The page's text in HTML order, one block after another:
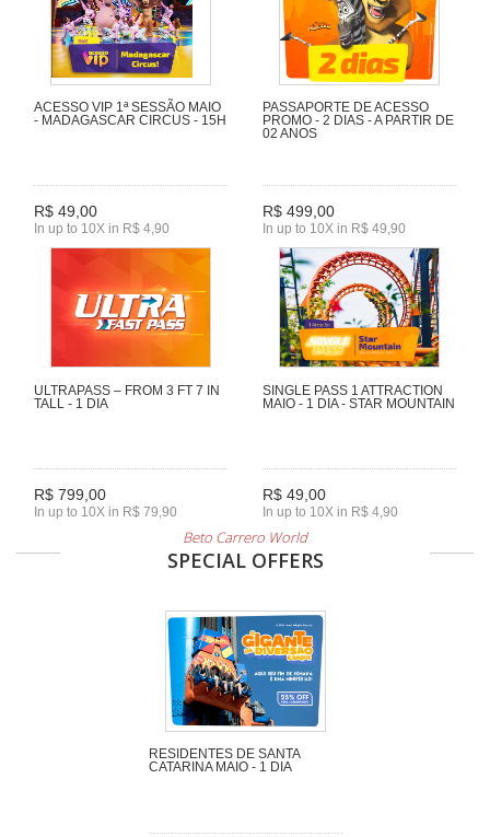
ACESSO VIP 1ª SESSÃO MAIO
- MADAGASCAR CIRCUS - 15H
R$ 49,00
In up to 10X in R$ 4,90
PASSAPORTE DE ACESSO
PROMO - 2 DIAS - A PARTIR DE
02 ANOS
R$ 499,00
In up to 10X in R$ 49,90
ULTRAPASS – FROM 3 FT 7 IN
TALL - 1 DIA
R$ 799,00
In up to 10X in R$ 79,90
SINGLE PASS 1 ATTRACTION
MAIO - 1 DIA - STAR MOUNTAIN
R$ 49,00
In up to 10X in R$ 4,90
Beto Carrero World
SPECIAL OFFERS
RESIDENTES DE SANTA
CATARINA MAIO - 1 DIA